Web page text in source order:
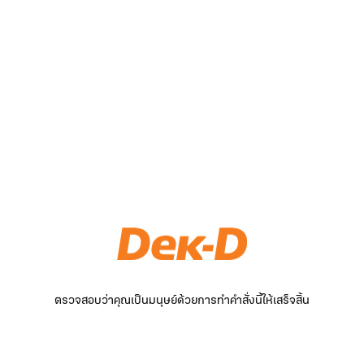
ตรวจสอบว่าคุณเป็นมนุษย์ด้วยการทำคำสั่งนี้ให้เสร็จสิ้น